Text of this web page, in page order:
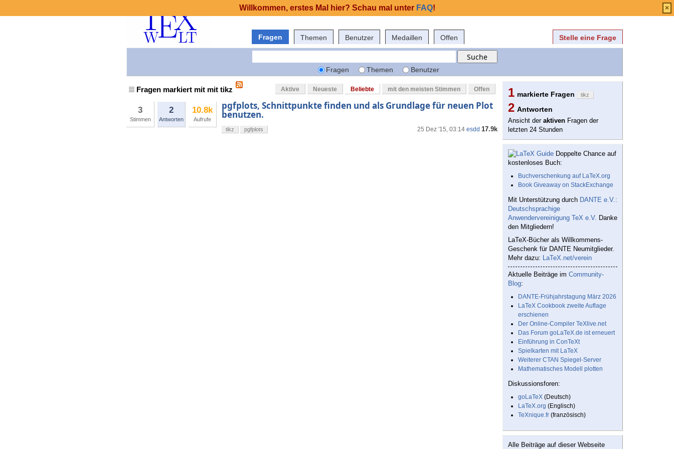
Fragen Themen Benutzer Medaillen Offen Stelle eine Frage
Fragen Themen Benutzer
Fragen markiert mit mit tikz Aktive Neueste Beliebte mit den meisten Stimmen Offen
3
Stimmen
2
Antworten
10.8k
Aufrufe
pgfplots, Schnittpunkte finden und als Grundlage für neuen Plot
benutzen.
25 Dez '15, 03:14 esdd 17.9k
tikz pgfplots
1 markierte Fragen tikz
2 Antworten
Ansicht der aktiven Fragen der
letzten 24 Stunden
Doppelte Chance auf
kostenloses Buch:
Buchverschenkung auf LaTeX.org
Book Giveaway on StackExchange
Mit Unterstützung durch DANTE e.V.:
Deutschsprachige
Anwendervereinigung TeX e.V. Danke
den Mitgliedern!
LaTeX-Bücher als Willkommens-
Geschenk für DANTE Neumitglieder.
Mehr dazu: LaTeX.net/verein
Aktuelle Beiträge im Community-
Blog:
DANTE-Frühjahrstagung März 2026
LaTeX Cookbook zweite Auflage
erschienen
Der Online-Compiler TeXlive.net
Das Forum goLaTeX.de ist erneuert
Einführung in ConTeXt
Spielkarten mit LaTeX
Weiterer CTAN Spiegel-Server
Mathematisches Modell plotten
Diskussionsforen:
goLaTeX (Deutsch)
LaTeX.org (Englisch)
TeXnique.fr (französisch)
Alle Beiträge auf dieser Webseite
Willkommen, erstes Mal hier? Schau mal unter FAQ! ×